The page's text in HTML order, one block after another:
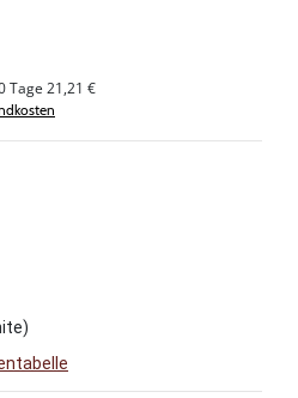
Tage 21,21 €